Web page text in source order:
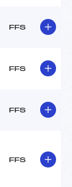
FFS
FFS
FFS
FFS